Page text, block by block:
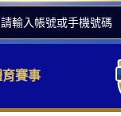
請輸入帳號或手機號碼
賽事